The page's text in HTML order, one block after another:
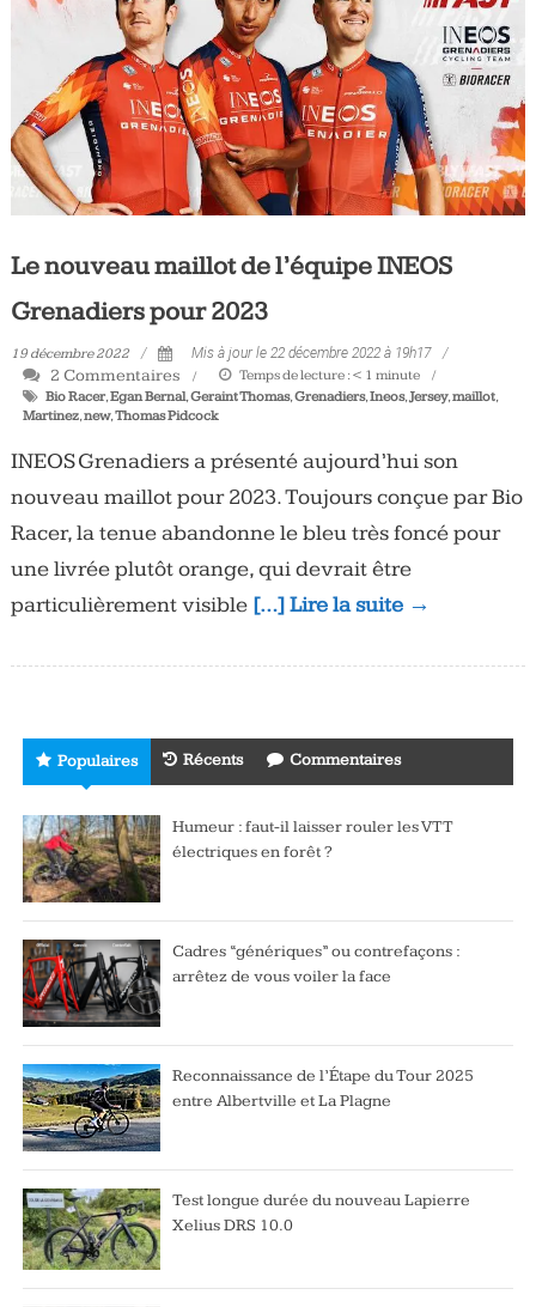
votre
actualité
vélo
triathlon
Le nouveau maillot de l’équipe INEOS
Grenadiers pour 2023
19 décembre 2022 Mis à jour le 22 décembre 2022 à 19h17
2 Commentaires Temps de lecture : < 1 minute
Bio Racer,Egan Bernal,Geraint Thomas,Grenadiers,Ineos,Jersey,maillot,
Martinez,new,Thomas Pidcock
INEOS Grenadiers a présenté aujourd’hui son
nouveau maillot pour 2023. Toujours conçue par Bio
Racer, la tenue abandonne le bleu très foncé pour
une livrée plutôt orange, qui devrait être
particulièrement visible […] Lire la suite →
Populaires Récents Commentaires
Humeur : faut-il laisser rouler les VTT
électriques en forêt ?
Cadres “génériques” ou contrefaçons :
arrêtez de vous voiler la face
Reconnaissance de l’Étape du Tour 2025
entre Albertville et La Plagne
Test longue durée du nouveau Lapierre
Xelius DRS 10.0